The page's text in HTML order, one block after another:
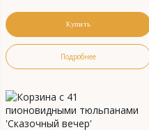
Купить
Подробнее